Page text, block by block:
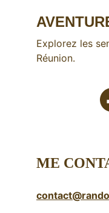
Explorez les
Réunion.
ME